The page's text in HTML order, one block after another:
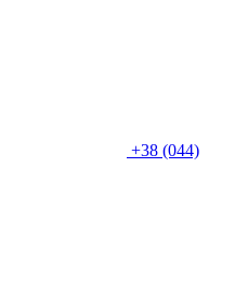
+38 (044)